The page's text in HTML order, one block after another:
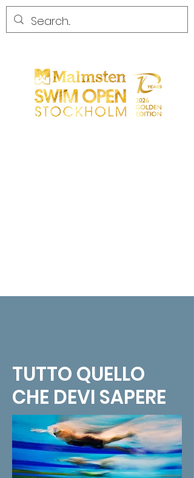
TUTTO QUELLO
CHE DEVI SAPERE